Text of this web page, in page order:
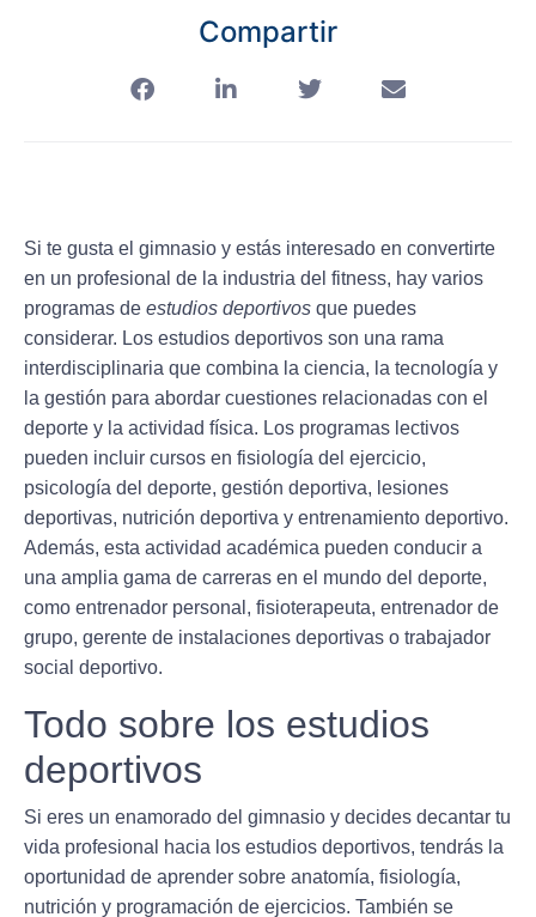
Compartir
Si te gusta el gimnasio y estás interesado en convertirte
en un profesional de la industria del fitness, hay varios
programas de estudios deportivos que puedes
considerar. Los estudios deportivos son una rama
interdisciplinaria que combina la ciencia, la tecnología y
la gestión para abordar cuestiones relacionadas con el
deporte y la actividad física. Los programas lectivos
pueden incluir cursos en fisiología del ejercicio,
psicología del deporte, gestión deportiva, lesiones
deportivas, nutrición deportiva y entrenamiento deportivo.
Además, esta actividad académica pueden conducir a
una amplia gama de carreras en el mundo del deporte,
como entrenador personal, fisioterapeuta, entrenador de
grupo, gerente de instalaciones deportivas o trabajador
social deportivo.
Todo sobre los estudios
deportivos
Si eres un enamorado del gimnasio y decides decantar tu
vida profesional hacia los estudios deportivos, tendrás la
oportunidad de aprender sobre anatomía, fisiología,
nutrición y programación de ejercicios. También se